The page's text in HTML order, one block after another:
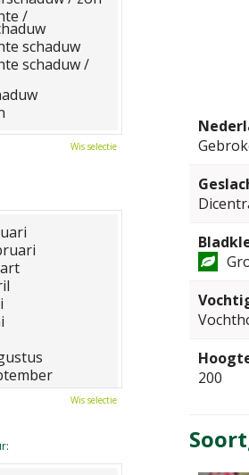
200
/
schaduw
schaduw /
Wis selectie
Wis selectie